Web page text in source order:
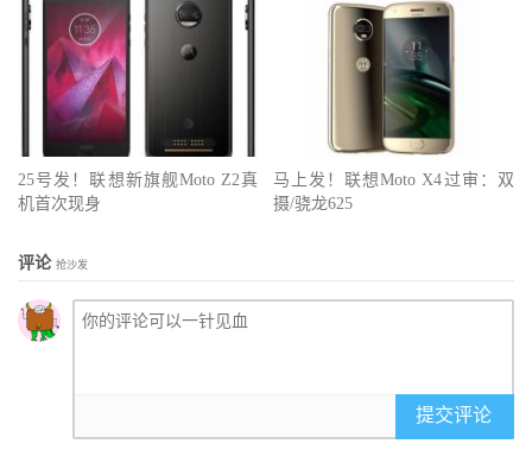
25号发！联想新旗舰Moto Z2真
机首次现身
马上发！联想Moto X4过审：双
摄/骁龙625
评论 抢沙发
提交评论